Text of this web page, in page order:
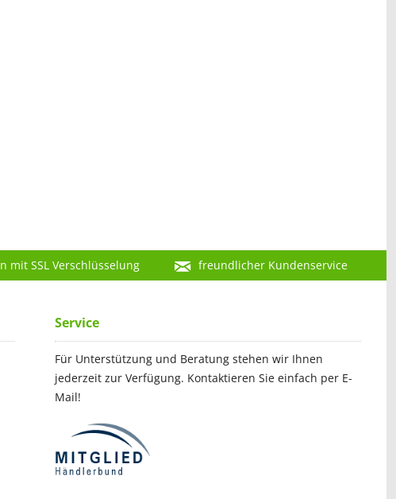
mit SSL Verschlüsselung freundlicher Kundenservice
Service
Für Unterstützung und Beratung stehen wir Ihnen
jederzeit zur Verfügung. Kontaktieren Sie einfach per E-
Mail!